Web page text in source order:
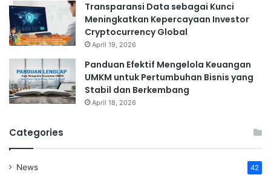
Transparansi Data sebagai Kunci
Meningkatkan Kepercayaan Investor
Cryptocurrency Global
April 19, 2026
Panduan Efektif Mengelola Keuangan
UMKM untuk Pertumbuhan Bisnis yang
Stabil dan Berkembang
April 18, 2026
Categories
News 42